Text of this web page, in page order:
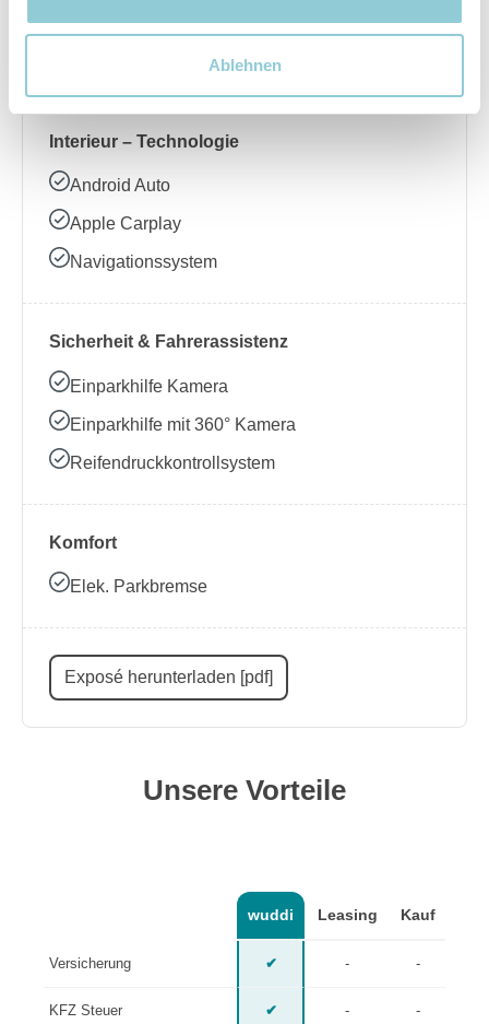
Ablehnen
Beheizbares Lenkrad
Interieur – Technologie
Android Auto
Apple Carplay
Navigationssystem
Sicherheit & Fahrerassistenz
Einparkhilfe Kamera
Einparkhilfe mit 360° Kamera
Reifendruckkontrollsystem
Komfort
Elek. Parkbremse
Exposé herunterladen [pdf]
Unsere Vorteile
wuddi Leasing Kauf
Versicherung ✔ - -
KFZ Steuer ✔ - -